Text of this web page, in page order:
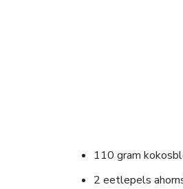
110 gram
2 eetlepels